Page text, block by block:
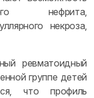
нефрита,
некроза,
ревматоидный
группе детей
что профиль